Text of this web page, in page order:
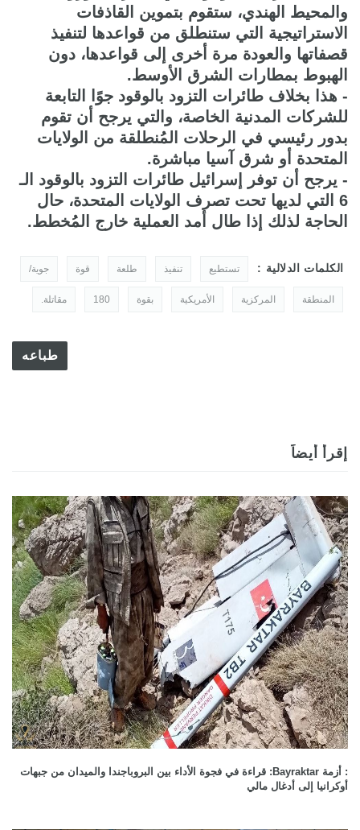
والمحيط الهندي، ستقوم بتموين القاذفات
الاستراتيجية التي ستنطلق من قواعدها لتنفيذ
قصفاتها والعودة مرة أخرى إلى قواعدها، دون
الهبوط بمطارات الشرق الأوسط.
- هذا بخلاف طائرات التزود بالوقود جوًا التابعة
للشركات المدنية الخاصة، والتي يرجح أن تقوم
بدور رئيسي في الرحلات المُنطلقة من الولايات
المتحدة أو شرق آسيا مباشرة.
- يرجح أن توفر إسرائيل طائرات التزود بالوقود الـ
6 التي لديها تحت تصرف الولايات المتحدة، حال
الحاجة لذلك إذا طال أمد العملية خارج المُخطط.
الكلمات الدلالية : تستطيع تنفيذ طلعة قوة جوية/
المنطقة المركزية الأمريكية بقوة 180 مقاتلة.
طباعه
إقرأ أيضاً
: أزمة Bayraktar: قراءة في فجوة الأداء بين البروباجندا والميدان من جبهات
أوكرانيا إلى أدغال مالي